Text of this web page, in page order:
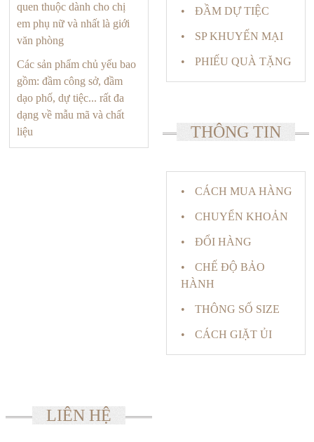
quen thuộc dành cho chị
em phụ nữ và nhất là giới
văn phòng
Các sản phẩm chủ yếu bao
gồm: đầm công sở, đầm
dạo phố, dự tiệc... rất đa
dạng về mẫu mã và chất
liệu
ĐẦM DỰ TIỆC
SP KHUYẾN MẠI
PHIẾU QUÀ TẶNG
THÔNG TIN
CÁCH MUA HÀNG
CHUYỂN KHOẢN
ĐỔI HÀNG
CHẾ ĐỘ BẢO
HÀNH
THÔNG SỐ SIZE
CÁCH GIẶT ỦI
LIÊN HỆ